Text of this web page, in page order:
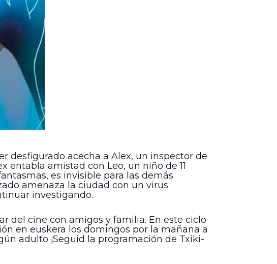
desfigurado acecha a Alex, un inspector de
entabla amistad con Leo, un niño de 11
es invisible para las demás
amenaza la ciudad con un virus
investigando.
del cine con amigos y familia. En este ciclo
en euskera los domingos por la mañana a
adulto ¡Seguid la programación de Txiki-